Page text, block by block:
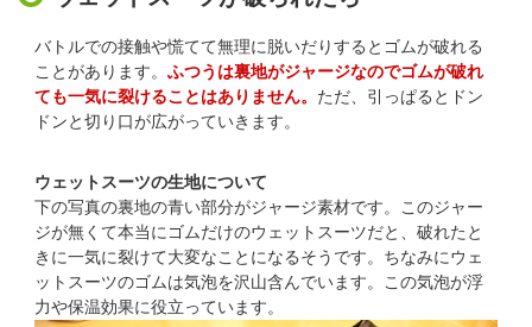
バトルでの接触や慌てて無理に脱いだりするとゴムが破れる
ことがあります。 ふつうは裏地がジャージなのでゴムが破れ
ても一気に裂けることはありません。 ただ、引っぱるとドン
ドンと切り口が広がっていきます。
ウェットスーツの生地について
下の写真の裏地の青い部分がジャージ素材です。このジャー
ジが無くて本当にゴムだけのウェットスーツだと、破れたと
きに一気に裂けて大変なことになるそうです。ちなみにウェ
ットスーツのゴムは気泡を沢山含んでいます。この気泡が浮
力や保温効果に役立っています。